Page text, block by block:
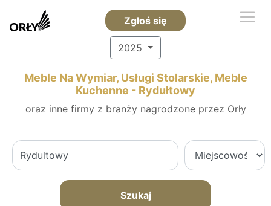
Zgłoś się
2025
Meble Na Wymiar, Usługi Stolarskie, Meble
Kuchenne - Rydułtowy
oraz inne firmy z branży nagrodzone przez Orły
Szukaj